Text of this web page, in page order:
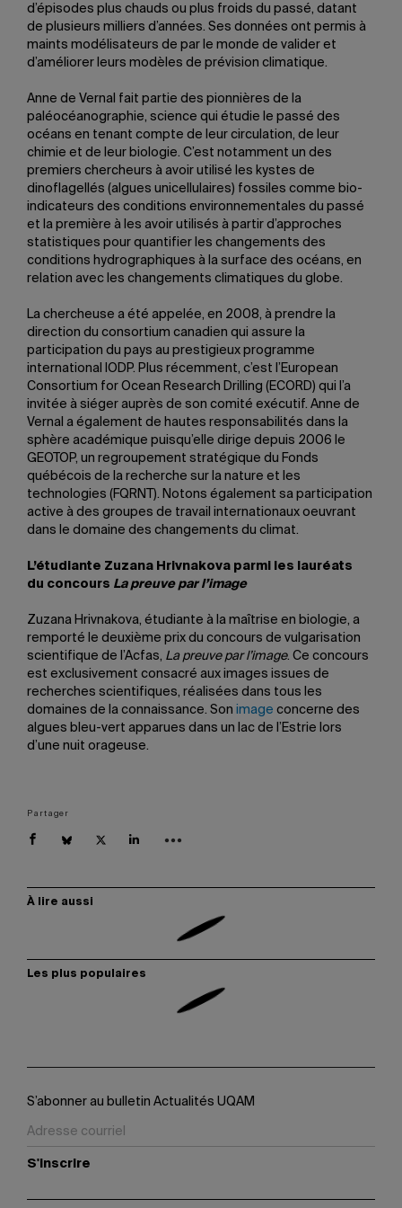
d’épisodes plus chauds ou plus froids du passé, datant
de plusieurs milliers d’années. Ses données ont permis à
maints modélisateurs de par le monde de valider et
d’améliorer leurs modèles de prévision climatique.
Anne de Vernal fait partie des pionnières de la
paléocéanographie, science qui étudie le passé des
océans en tenant compte de leur circulation, de leur
chimie et de leur biologie. C’est notamment un des
premiers chercheurs à avoir utilisé les kystes de
dinoflagellés (algues unicellulaires) fossiles comme bio-
indicateurs des conditions environnementales du passé
et la première à les avoir utilisés à partir d’approches
statistiques pour quantifier les changements des
conditions hydrographiques à la surface des océans, en
relation avec les changements climatiques du globe.
La chercheuse a été appelée, en 2008, à prendre la
direction du consortium canadien qui assure la
participation du pays au prestigieux programme
international IODP. Plus récemment, c’est l’European
Consortium for Ocean Research Drilling (ECORD) qui l’a
invitée à siéger auprès de son comité exécutif. Anne de
Vernal a également de hautes responsabilités dans la
sphère académique puisqu’elle dirige depuis 2006 le
GEOTOP, un regroupement stratégique du Fonds
québécois de la recherche sur la nature et les
technologies (FQRNT). Notons également sa participation
active à des groupes de travail internationaux oeuvrant
dans le domaine des changements du climat.
L’étudiante Zuzana Hrivnakova parmi les lauréats
du concours La preuve par l’image
Zuzana Hrivnakova, étudiante à la maîtrise en biologie, a
remporté le deuxième prix du concours de vulgarisation
scientifique de l’Acfas, La preuve par l’image. Ce concours
est exclusivement consacré aux images issues de
recherches scientifiques, réalisées dans tous les
domaines de la connaissance. Son image concerne des
algues bleu-vert apparues dans un lac de l’Estrie lors
d’une nuit orageuse.
Partager
À lire aussi
Les plus populaires
S’abonner au bulletin Actualités UQAM
S'inscrire